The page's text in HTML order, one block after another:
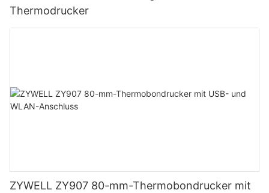
Thermodrucker
ZYWELL ZY907 80-mm-Thermobondrucker mit